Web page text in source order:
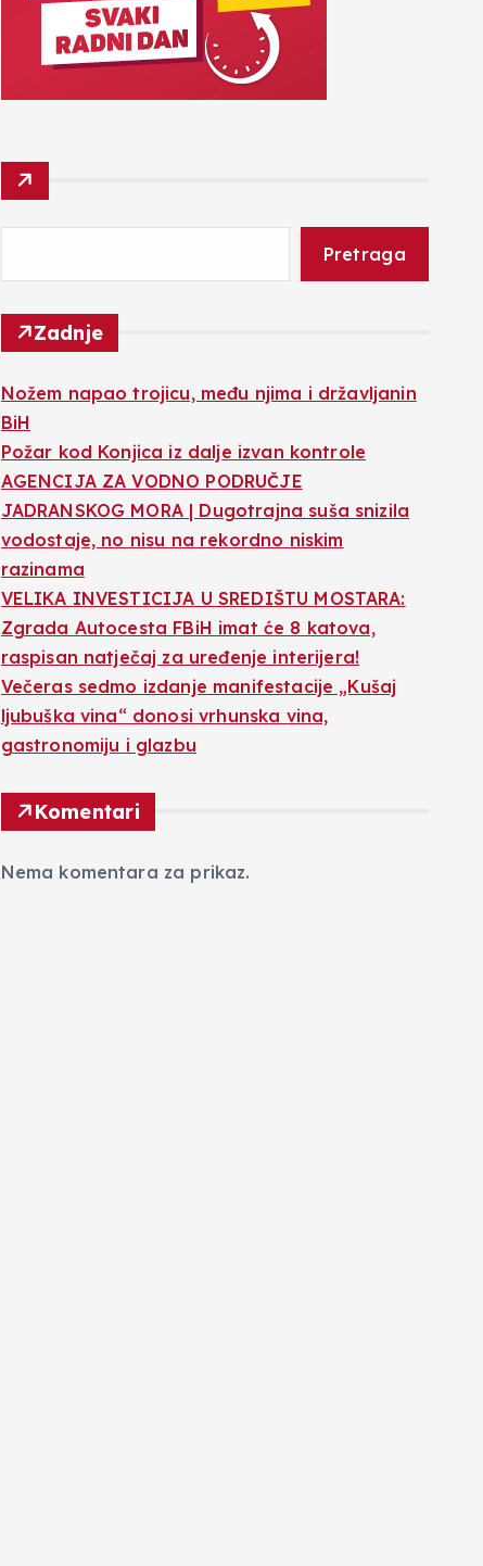
Pretraga
Zadnje
Nožem napao trojicu, među njima i državljanin
BiH
Požar kod Konjica iz dalje izvan kontrole
AGENCIJA ZA VODNO PODRUČJE
JADRANSKOG MORA | Dugotrajna suša snizila
vodostaje, no nisu na rekordno niskim
razinama
VELIKA INVESTICIJA U SREDIŠTU MOSTARA:
Zgrada Autocesta FBiH imat će 8 katova,
raspisan natječaj za uređenje interijera!
Večeras sedmo izdanje manifestacije „Kušaj
ljubuška vina“ donosi vrhunska vina,
gastronomiju i glazbu
Komentari
Nema komentara za prikaz.